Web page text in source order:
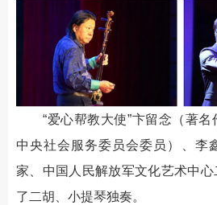
“爱心帮教大使”卞留念（著名
中央社会服务委员会委员）、李
家、中国人民解放军文化艺术中
了二胡、小提琴独奏。